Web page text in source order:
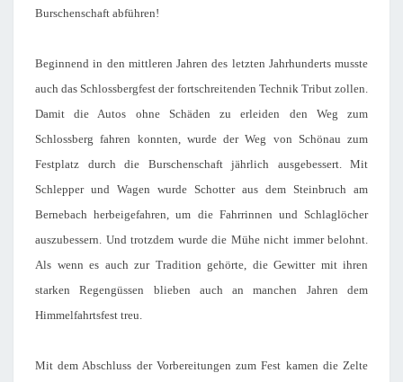
Burschenschaft abführen!
Beginnend in den mittleren Jahren des letzten Jahrhunderts musste
auch das Schlossbergfest der fortschreitenden Technik Tribut zollen.
Damit die Autos ohne Schäden zu erleiden den Weg zum
Schlossberg fahren konnten, wurde der Weg von Schönau zum
Festplatz durch die Burschenschaft jährlich ausgebessert. Mit
Schlepper und Wagen wurde Schotter aus dem Steinbruch am
Bernebach herbeigefahren, um die Fahrrinnen und Schlaglöcher
auszubessern. Und trotzdem wurde die Mühe nicht immer belohnt.
Als wenn es auch zur Tradition gehörte, die Gewitter mit ihren
starken Regengüssen blieben auch an manchen Jahren dem
Himmelfahrtsfest treu.
Mit dem Abschluss der Vorbereitungen zum Fest kamen die Zelte